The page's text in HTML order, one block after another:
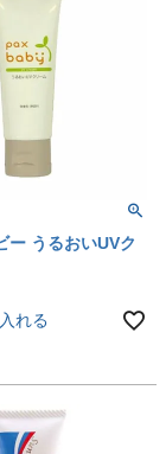
ー うるおいUVク
れる